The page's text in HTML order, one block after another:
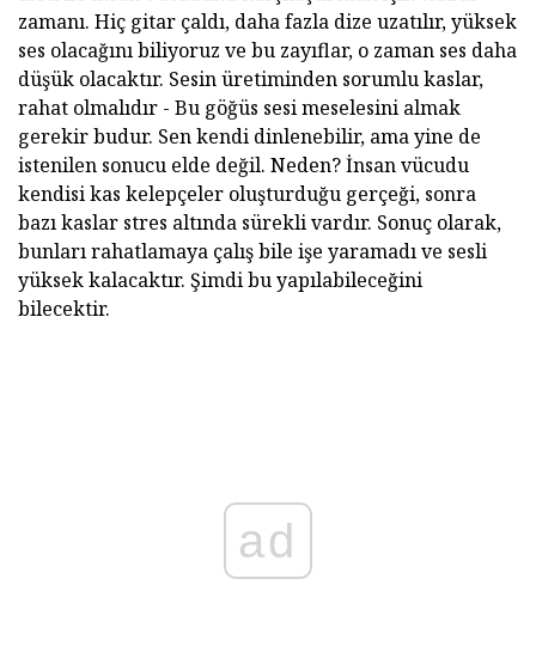
zamanı. Hiç gitar çaldı, daha fazla dize uzatılır, yüksek
ses olacağını biliyoruz ve bu zayıflar, o zaman ses daha
düşük olacaktır. Sesin üretiminden sorumlu kaslar,
rahat olmalıdır - Bu göğüs sesi meselesini almak
gerekir budur. Sen kendi dinlenebilir, ama yine de
istenilen sonucu elde değil. Neden? İnsan vücudu
kendisi kas kelepçeler oluşturduğu gerçeği, sonra
bazı kaslar stres altında sürekli vardır. Sonuç olarak,
bunları rahatlamaya çalış bile işe yaramadı ve sesli
yüksek kalacaktır. Şimdi bu yapılabileceğini
bilecektir.
ad